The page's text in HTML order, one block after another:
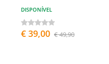
DISPONÍVEL
€ 39,00 € 49,90